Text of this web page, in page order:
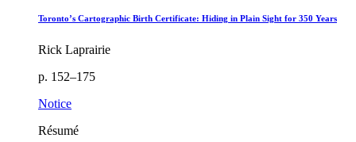
Toronto’s Cartographic Birth Certificate: Hiding in Plain Sight for 350 Years
Rick Laprairie
p. 152–175
Notice
Résumé